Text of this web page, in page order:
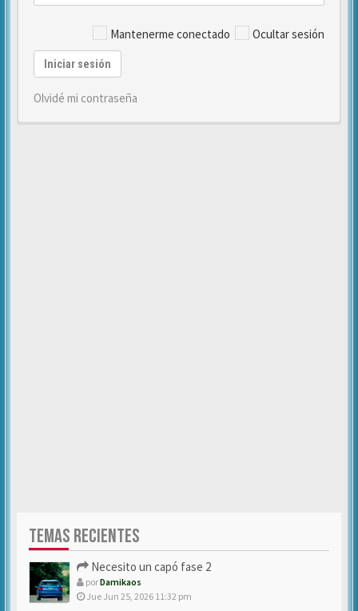
Mantenerme conectado Ocultar sesión
Iniciar sesión
Olvidé mi contraseña
TEMAS RECIENTES
Necesito un capó fase 2
porDamikaos
Jue Jun 25, 2026 11:32 pm